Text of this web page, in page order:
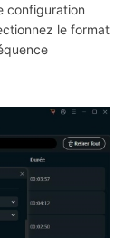
configuration
le format